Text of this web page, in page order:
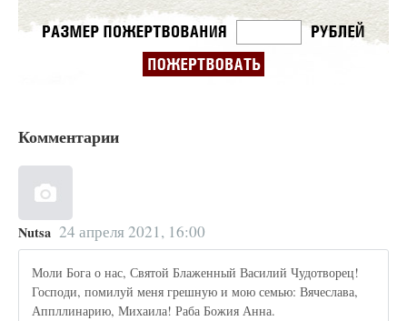
Комментарии
Nutsa 24 апреля 2021, 16:00
Моли Бога о нас, Святой Блаженный Василий Чудотворец!
Господи, помилуй меня грешную и мою семью: Вячеслава,
Аппллинарию, Михаила! Раба Божия Анна.